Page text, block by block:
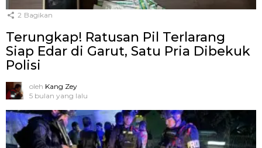
2 Bagikan
Terungkap! Ratusan Pil Terlarang
Siap Edar di Garut, Satu Pria Dibekuk
Polisi
oleh Kang Zey
5 bulan yang lalu